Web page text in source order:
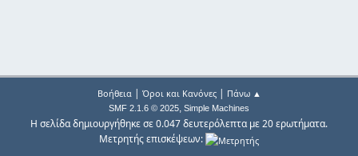
Βοήθεια| Όροι και Κανόνες| Πάνω ▲
SMF 2.1.6 © 2025, Simple Machines
Η σελίδα δημιουργήθηκε σε 0.047 δευτερόλεπτα με 20 ερωτήματα.
Μετρητής επισκέψεων: